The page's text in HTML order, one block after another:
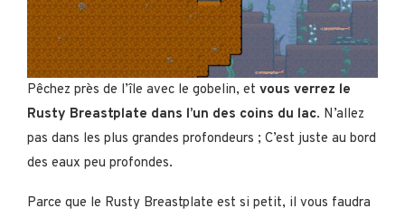
Pêchez près de l’île avec le gobelin, et vous verrez le
Rusty Breastplate dans l’un des coins du lac. N’allez
pas dans les plus grandes profondeurs ; C’est juste au bord
des eaux peu profondes.
Parce que le Rusty Breastplate est si petit, il vous faudra